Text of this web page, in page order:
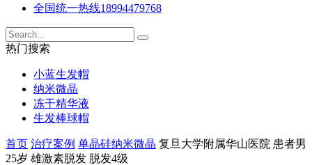
全国统一热线18994479768
热门搜索
小蓝生发帽
纳米微晶
冻干精华液
生发棒球帽
首页 治疗案例 单晶硅纳米微晶 复旦大学附属华山医院 患者男
25岁 雄激素脱发 脱发4级